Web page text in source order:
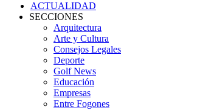
ACTUALIDAD
SECCIONES
Arquitectura
Arte y Cultura
Consejos Legales
Deporte
Golf News
Educación
Empresas
Entre Fogones